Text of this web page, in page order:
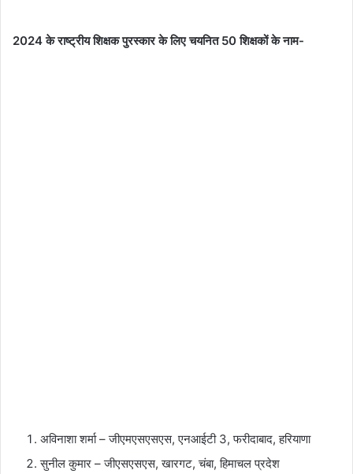
2024 के राष्ट्रीय शिक्षक पुरस्कार के लिए चयनित 50 शिक्षकों के नाम-
अविनाशा शर्मा – जीएमएसएसएस, एनआईटी 3, फरीदाबाद, हरियाणा
सुनील कुमार – जीएसएसएस, खारगट, चंबा, हिमाचल प्रदेश